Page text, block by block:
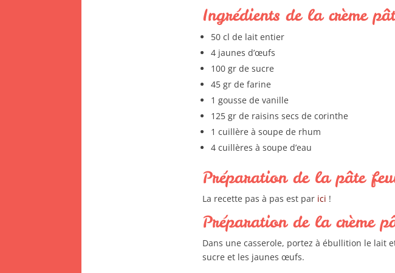
Ingrédients de la crème
50 cl de lait entier
4 jaunes d’œufs
100 gr de sucre
45 gr de farine
1 gousse de vanille
125 gr de raisins secs de corinthe
1 cuillère à soupe de rhum
4 cuillères à soupe d’eau
Préparation de la pâte
La recette pas à pas est par ici !
Préparation de la crème
Dans une casserole, portez à ébullition le lait
sucre et les jaunes œufs.